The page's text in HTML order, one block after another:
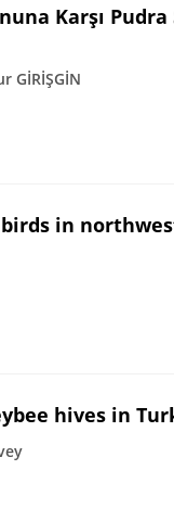
Karşı
GİRİŞGİN
in
hives in